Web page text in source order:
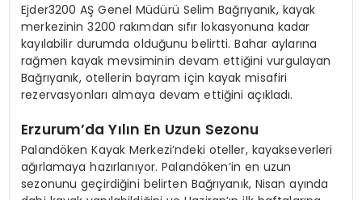
Ejder3200 AŞ Genel Müdürü Selim Bağrıyanık, kayak
merkezinin 3200 rakımdan sıfır lokasyonuna kadar
kayılabilir durumda olduğunu belirtti. Bahar aylarına
rağmen kayak mevsiminin devam ettiğini vurgulayan
Bağrıyanık, otellerin bayram için kayak misafiri
rezervasyonları almaya devam ettiğini açıkladı.
Erzurum’da Yılın En Uzun Sezonu
Palandöken Kayak Merkezi’ndeki oteller, kayakseverleri
ağırlamaya hazırlanıyor. Palandöken’in en uzun
sezonunu geçirdiğini belirten Bağrıyanık, Nisan ayında